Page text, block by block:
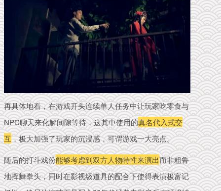
再具体地看，在游戏开头连续单人任务中让玩家吃零食与
NPC聊天来化解间隙等待，这其中使用的真名代入式交
互，极大加强了玩家的沉浸感，可谓游戏一大亮点。
随后的打斗戏份能够考虑到双方人物特性来演出而非粗鲁
地挥舞拳头，同时在影视级道具的配合下使得表演极富记